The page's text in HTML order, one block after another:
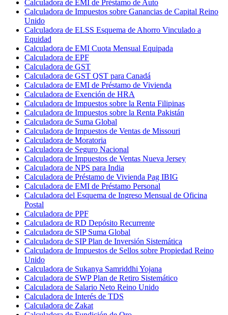
Calculadora de EMI de Préstamo de Auto
Calculadora de Impuestos sobre Ganancias de Capital Reino
Unido
Calculadora de ELSS Esquema de Ahorro Vinculado a
Equidad
Calculadora de EMI Cuota Mensual Equipada
Calculadora de EPF
Calculadora de GST
Calculadora de GST QST para Canadá
Calculadora de EMI de Préstamo de Vivienda
Calculadora de Exención de HRA
Calculadora de Impuestos sobre la Renta Filipinas
Calculadora de Impuestos sobre la Renta Pakistán
Calculadora de Suma Global
Calculadora de Impuestos de Ventas de Missouri
Calculadora de Moratoria
Calculadora de Seguro Nacional
Calculadora de Impuestos de Ventas Nueva Jersey
Calculadora de NPS para India
Calculadora de Préstamo de Vivienda Pag IBIG
Calculadora de EMI de Préstamo Personal
Calculadora del Esquema de Ingreso Mensual de Oficina
Postal
Calculadora de PPF
Calculadora de RD Depósito Recurrente
Calculadora de SIP Suma Global
Calculadora de SIP Plan de Inversión Sistemática
Calculadora de Impuestos de Sellos sobre Propiedad Reino
Unido
Calculadora de Sukanya Samriddhi Yojana
Calculadora de SWP Plan de Retiro Sistemático
Calculadora de Salario Neto Reino Unido
Calculadora de Interés de TDS
Calculadora de Zakat